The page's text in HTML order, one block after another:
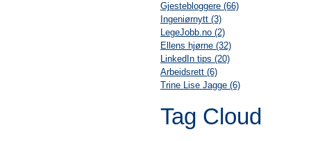
Gjestebloggere (66)
Ingeniørnytt (3)
LegeJobb.no (2)
Ellens hjørne (32)
LinkedIn tips (20)
Arbeidsrett (6)
Trine Lise Jagge (6)
Tag Cloud